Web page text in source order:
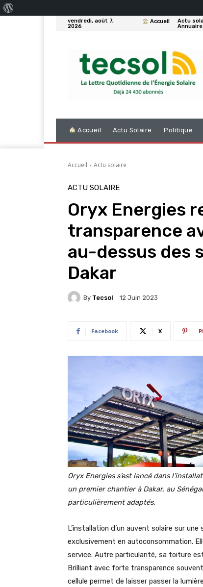
vendredi, août 7,
2026
Accueil Actu
Annuaire
Accueil Actu Solaire Politique
Accueil Actu solaire
ACTU SOLAIRE
Oryx Energies
transparence
au-dessus des
Dakar
By Tecsol 12 Juin 2023
Facebook X
Oryx Energies s’est lancé dans
un premier chantier à Dakar, au
particulièrement adaptés.
L’installation d’un auvent solaire sur
exclusivement en autoconsommation.
service. Autre particularité, sa toiture
Brilliant avec forte transparence
cellule permet de laisser passer la